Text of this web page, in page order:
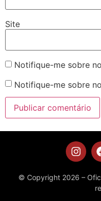
Site
Notifique-me sobre
Notifique-me sobre
© Copyright 2026 –